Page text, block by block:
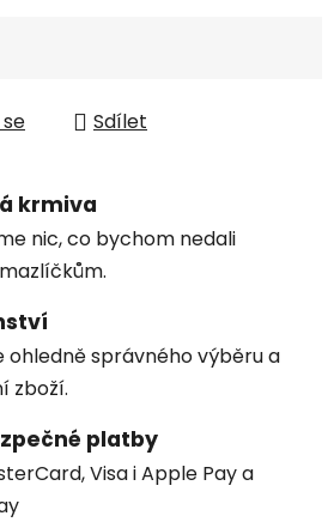
Sdílet
krmiva
nic, co bychom nedali
ohledně správného výběru a
zboží.
platby
Visa i Apple Pay a